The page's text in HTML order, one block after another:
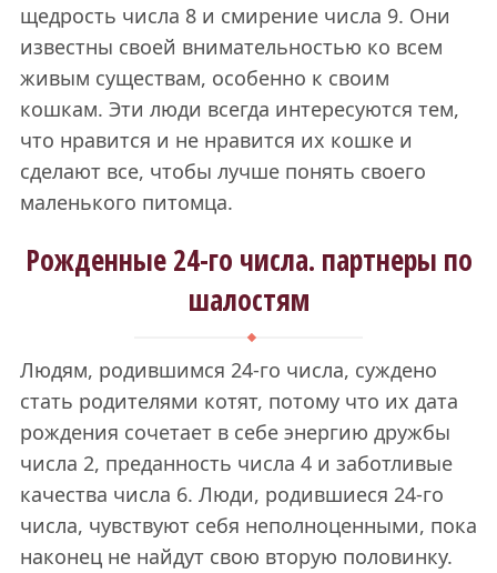
щедрость числа 8 и смирение числа 9. Они
известны своей внимательностью ко всем
живым существам, особенно к своим
кошкам. Эти люди всегда интересуются тем,
что нравится и не нравится их кошке и
сделают все, чтобы лучше понять своего
маленького питомца.
Рожденные 24-го числа. партнеры по
шалостям
Людям, родившимся 24-го числа, суждено
стать родителями котят, потому что их дата
рождения сочетает в себе энергию дружбы
числа 2, преданность числа 4 и заботливые
качества числа 6. Люди, родившиеся 24-го
числа, чувствуют себя неполноценными, пока
наконец не найдут свою вторую половинку.